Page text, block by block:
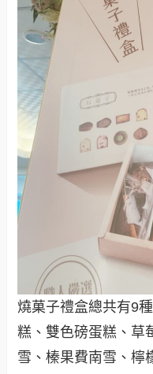
燒菓子禮盒總共有9
糕、雙色磅蛋糕、草
雪、榛果費南雪、檸